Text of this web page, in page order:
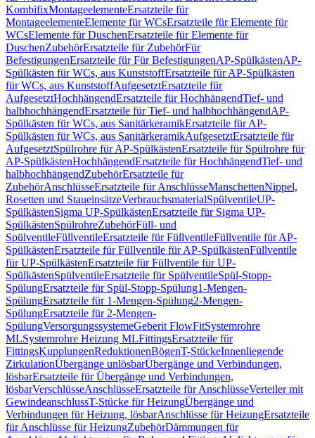
KombifixMontageelementeErsatzteile für
MontageelementeElemente für WCsErsatzteile für Elemente für
WCsElemente für DuschenErsatzteile für Elemente für
DuschenZubehörErsatzteile für ZubehörFür
BefestigungenErsatzteile für Für BefestigungenAP-SpülkästenAP-
Spülkästen für WCs, aus KunststoffErsatzteile für AP-Spülkästen
für WCs, aus KunststoffAufgesetztErsatzteile für
AufgesetztHochhängendErsatzteile für HochhängendTief- und
halbhochhängendErsatzteile für Tief- und halbhochhängendAP-
Spülkästen für WCs, aus SanitärkeramikErsatzteile für AP-
Spülkästen für WCs, aus SanitärkeramikAufgesetztErsatzteile für
AufgesetztSpülrohre für AP-SpülkästenErsatzteile für Spülrohre für
AP-SpülkästenHochhängendErsatzteile für HochhängendTief- und
halbhochhängendZubehörErsatzteile für
ZubehörAnschlüsseErsatzteile für AnschlüsseManschettenNippel,
Rosetten und StaueinsätzeVerbrauchsmaterialSpülventileUP-
SpülkästenSigma UP-SpülkästenErsatzteile für Sigma UP-
SpülkästenSpülrohreZubehörFüll- und
SpülventileFüllventileErsatzteile für FüllventileFüllventile für AP-
SpülkästenErsatzteile für Füllventile für AP-SpülkästenFüllventile
für UP-SpülkästenErsatzteile für Füllventile für UP-
SpülkästenSpülventileErsatzteile für SpülventileSpül-Stopp-
SpülungErsatzteile für Spül-Stopp-Spülung1-Mengen-
SpülungErsatzteile für 1-Mengen-Spülung2-Mengen-
SpülungErsatzteile für 2-Mengen-
SpülungVersorgungssystemeGeberit FlowFitSystemrohre
MLSystemrohre Heizung MLFittingsErsatzteile für
FittingsKupplungenReduktionenBögenT-StückeInnenliegende
ZirkulationÜbergänge unlösbarÜbergänge und Verbindungen,
lösbarErsatzteile für Übergänge und Verbindungen,
lösbarVerschlüsseAnschlüsseErsatzteile für AnschlüsseVerteiler mit
GewindeanschlussT-Stücke für HeizungÜbergänge und
Verbindungen für Heizung, lösbarAnschlüsse für HeizungErsatzteile
für Anschlüsse für HeizungZubehörDämmungen für